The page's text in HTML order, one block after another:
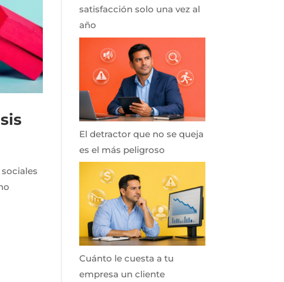
satisfacción solo una vez al
año
El detractor que no se queja
es el más peligroso
Cuánto le cuesta a tu
empresa un cliente